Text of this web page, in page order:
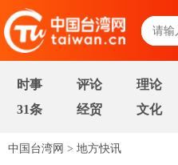
时事 评论 理论
31条
经贸 文化
中国台湾网 > 地方快讯